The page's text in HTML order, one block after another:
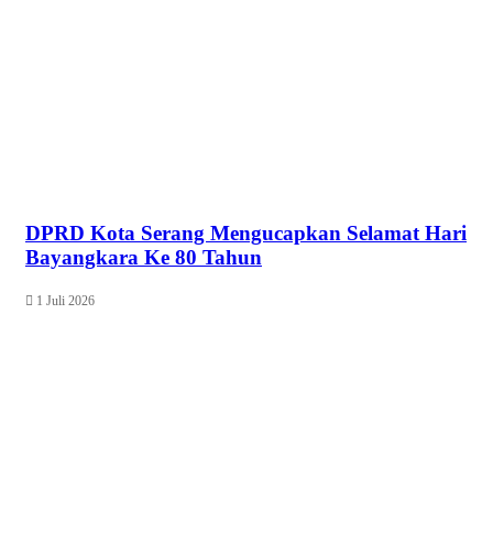
DPRD Kota Serang Mengucapkan Selamat Hari
Bayangkara Ke 80 Tahun
1 Juli 2026